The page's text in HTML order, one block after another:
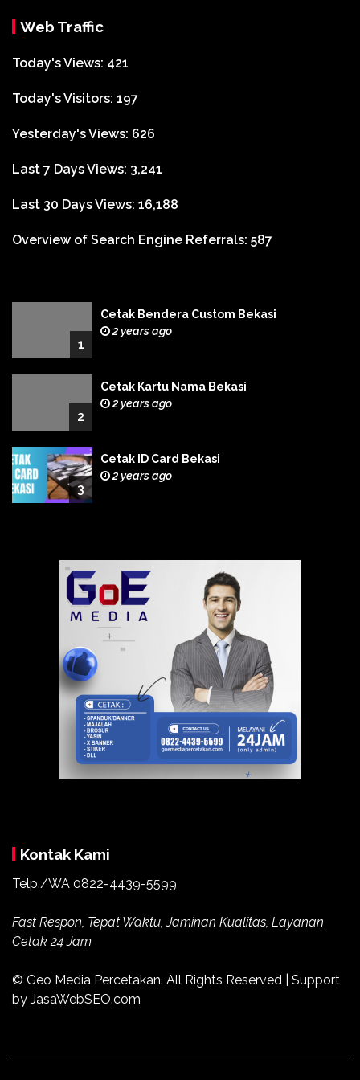
Web Traffic
Today's Views: 421
Today's Visitors: 197
Yesterday's Views: 626
Last 7 Days Views: 3,241
Last 30 Days Views: 16,188
Overview of Search Engine Referrals: 587
1
Cetak Bendera Custom Bekasi
2 years ago
2
Cetak Kartu Nama Bekasi
2 years ago
3
Cetak ID Card Bekasi
2 years ago
Kontak Kami
Telp./WA 0822-4439-5599
Fast Respon, Tepat Waktu, Jaminan Kualitas, Layanan
Cetak 24 Jam
© Geo Media Percetakan. All Rights Reserved | Support
by JasaWebSEO.com